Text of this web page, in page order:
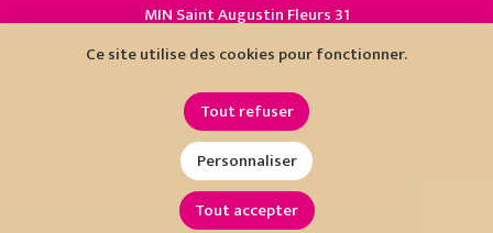
MIN Saint Augustin Fleurs 31
04 93 18 80 10
Ce site utilise des cookies pour fonctionner.
Tout refuser
Personnaliser
Tout accepter